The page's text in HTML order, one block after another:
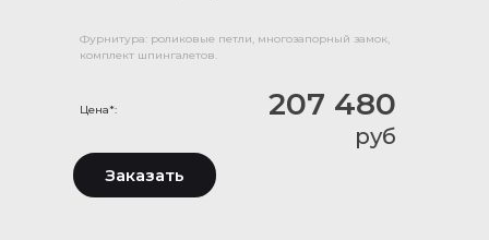
Цена*:
Фурнитура: роликовые петли, многозапорный замок,
комплект шпингалетов.
207 480
руб
Заказать